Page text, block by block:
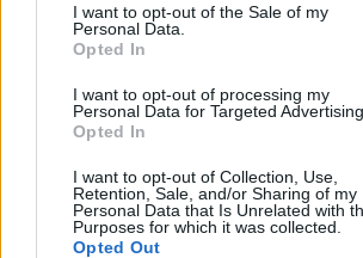
consent section.
I want to opt-out of the Sale of my
Personal Data.
Opted In
I want to opt-out of processing my
Personal Data for Targeted Advertising.
Opted In
I want to opt-out of Collection, Use,
Retention, Sale, and/or Sharing of my
Personal Data that Is Unrelated with
Purposes for which it was collected.
Opted Out
Continua a leggere